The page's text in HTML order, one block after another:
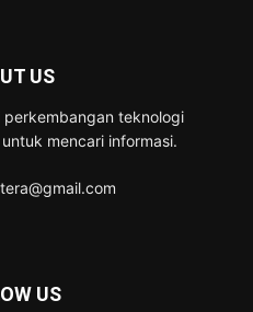
US
perkembangan teknologi
mencari informasi.
US